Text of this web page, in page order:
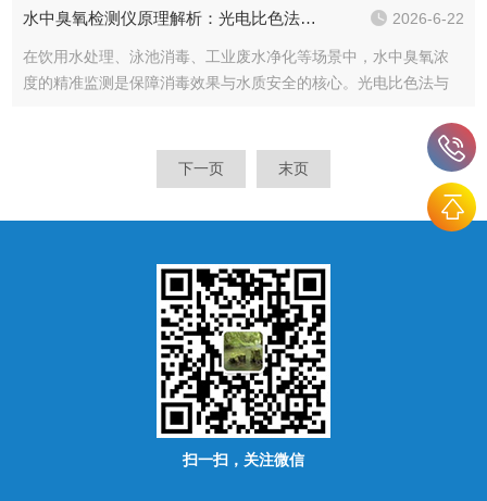
药用水最基础、...
水中臭氧检测仪原理解析：光电比色法与膜电极法如何精准捕捉水质变化 2026-6-22
在饮用水处理、泳池消毒、工业废水净化等场景中，水中臭氧浓
度的精准监测是保障消毒效果与水质安全的核心。光电比色法与
测逻辑，在不同场景中实现对水质变化的敏锐捕捉，为臭氧浓度
下一页 末页
扫一扫，关注微信